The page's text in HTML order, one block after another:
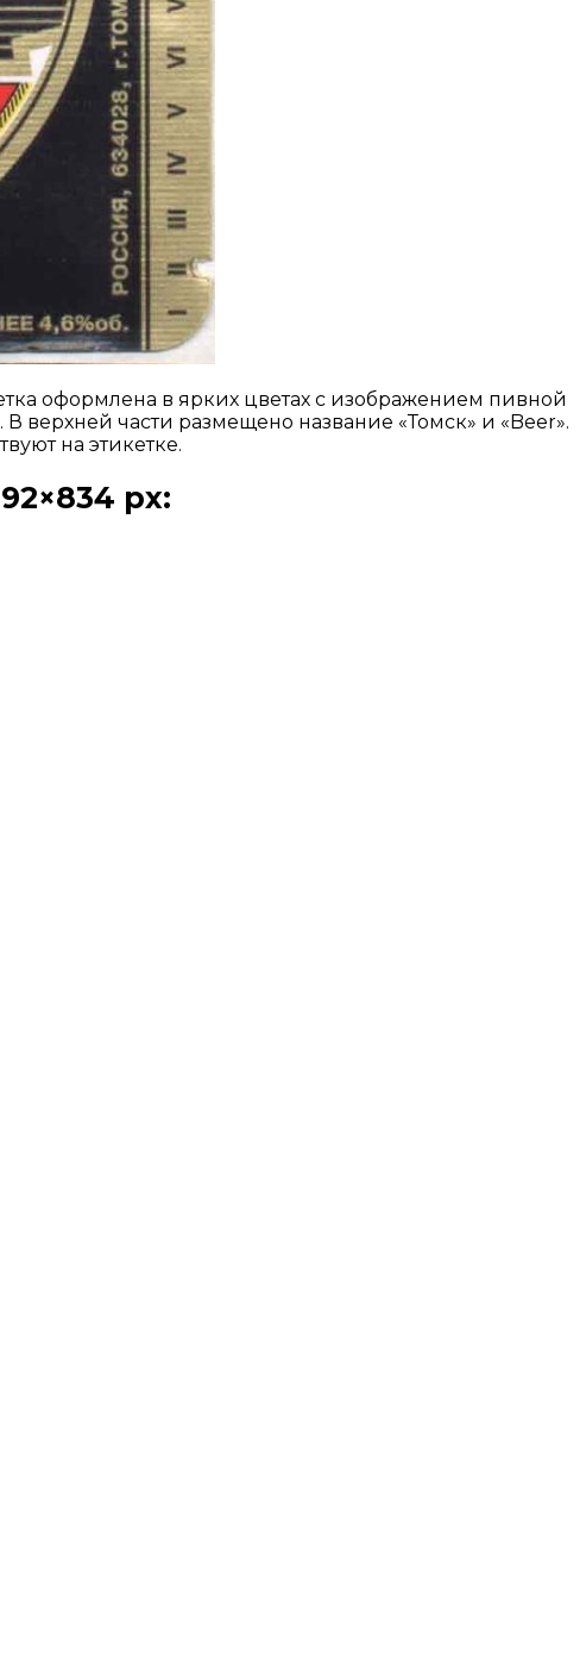
оформлена в ярких цветах с изображением пивной
части размещено название «Томск» и «Beer».
на этикетке.
px: